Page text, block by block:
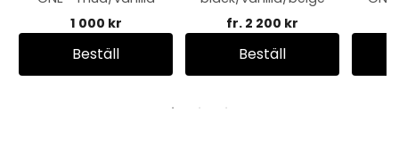
1 000 kr
Beställ
fr. 2 200 kr
Beställ